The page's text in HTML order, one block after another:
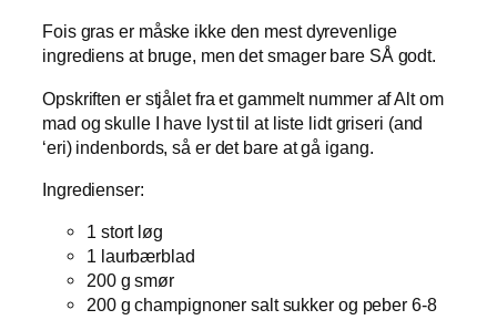
Fois gras er måske ikke den mest dyrevenlige
ingrediens at bruge, men det smager bare SÅ godt.
Opskriften er stjålet fra et gammelt nummer af Alt om
mad og skulle I have lyst til at liste lidt griseri (and
‘eri) indenbords, så er det bare at gå igang.
Ingredienser:
1 stort løg
1 laurbærblad
200 g smør
200 g champignoner salt sukker og peber 6-8